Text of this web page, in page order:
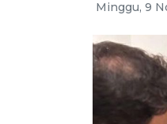
Minggu, 9